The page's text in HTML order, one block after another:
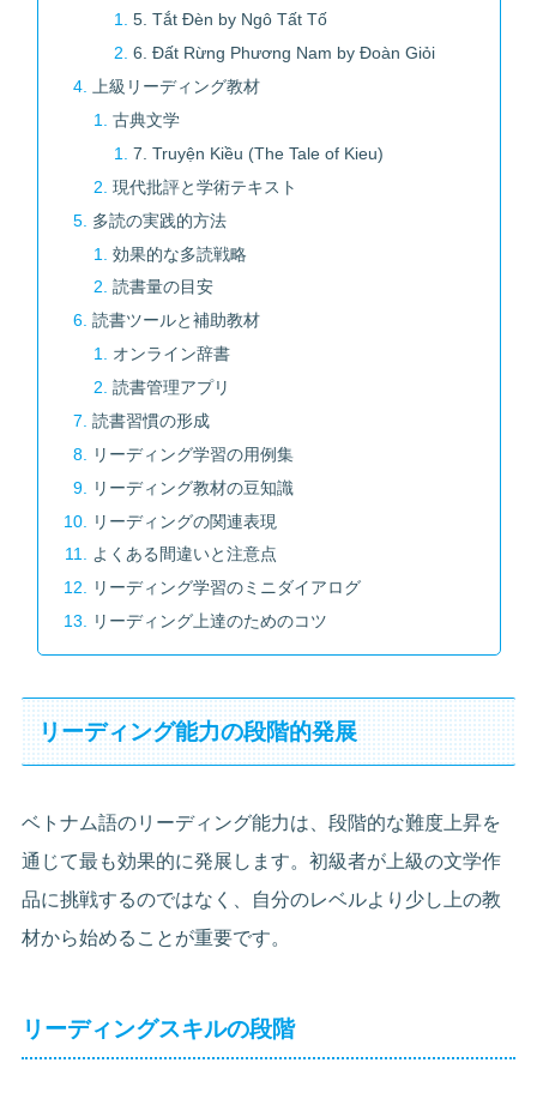
5. Tắt Đèn by Ngô Tất Tố
6. Đất Rừng Phương Nam by Đoàn Giỏi
上級リーディング教材
古典文学
7. Truyện Kiều (The Tale of Kieu)
現代批評と学術テキスト
多読の実践的方法
効果的な多読戦略
読書量の目安
読書ツールと補助教材
オンライン辞書
読書管理アプリ
読書習慣の形成
リーディング学習の用例集
リーディング教材の豆知識
リーディングの関連表現
よくある間違いと注意点
リーディング学習のミニダイアログ
リーディング上達のためのコツ
リーディング能力の段階的発展
ベトナム語のリーディング能力は、段階的な難度上昇を
通じて最も効果的に発展します。初級者が上級の文学作
品に挑戦するのではなく、自分のレベルより少し上の教
材から始めることが重要です。
リーディングスキルの段階